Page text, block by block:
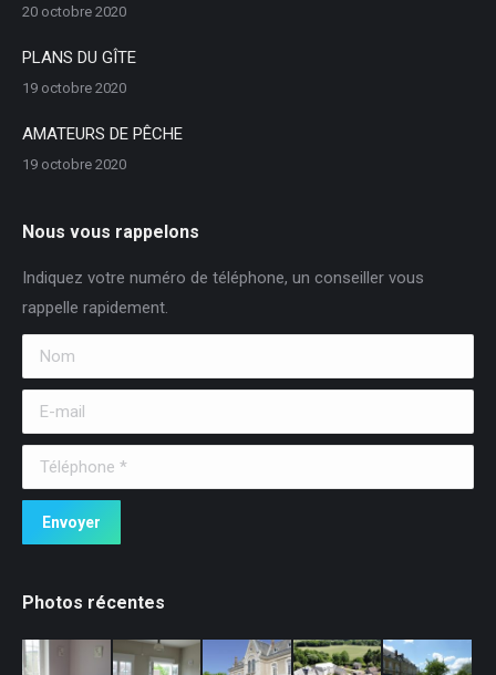
window
20 octobre 2020
PLANS DU GÎTE
19 octobre 2020
AMATEURS DE PÊCHE
19 octobre 2020
Nous vous rappelons
Indiquez votre numéro de téléphone, un conseiller vous
rappelle rapidement.
Nom
E-mail
Téléphone *
Envoyer
Photos récentes